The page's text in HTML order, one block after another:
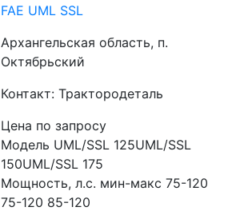
FAE UML SSL
Архангельская область, п.
Октябрьский
Контакт: Трактородеталь
Цена по запросу
Модель UML/SSL 125UML/SSL
150UML/SSL 175
Мощность, л.с. мин-макс 75-120
75-120 85-120